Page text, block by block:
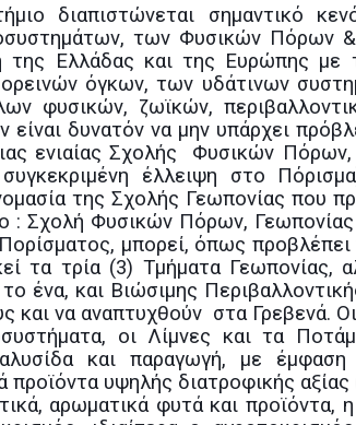
διαπιστώνεται σημαντικό
των Φυσικών Πόρων
της Ελλάδας και της Ευρώπης με
όγκων, των υδάτινων
φυσικών, ζωϊκών,
δυνατόν να μην υπάρχει
ενιαίας Σχολής Φυσικών Πόρων,
έλλειψη στο
της Σχολής Γεωπονίας που
: Σχολή Φυσικών Πόρων, Γεωπονίας
μπορεί, όπως
τα τρία (3) Τμήματα Γεωπονίας,
και Βιώσιμης
να αναπτυχθούν στα Γρεβενά. Οι
οι Λίμνες και τα
και παραγωγή, με
υψηλής διατροφικής αξίας
αρωματικά φυτά και προϊόντα,